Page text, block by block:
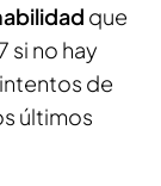
que
si no hay
de
últimos